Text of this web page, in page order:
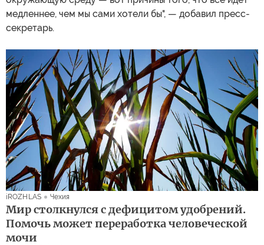
медленнее, чем мы сами хотели бы", — добавил пресс-
секретарь.
iROZHLAS Чехия
Мир столкнулся с дефицитом удобрений.
Помочь может переработка человеческой
мочи